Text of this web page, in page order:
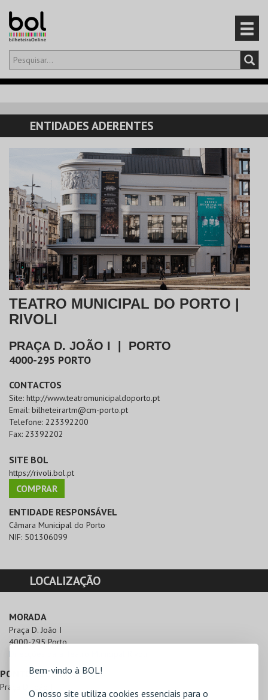
Bem-vindo à BOL!
O nosso site utiliza cookies essenciais para o
Olá,iniciar sessão
CARRINHO
EVENTOS
CARTÕES
PRODUTOS
ENTIDADES ADERENTES
TEATRO MUNICIPAL DO PORTO |
RIVOLI
PRAÇA D. JOÃO I PORTO
4000-295 PORTO
CONTACTOS
Site: http://www.teatromunicipaldoporto.pt
Email: bilheteirartm@cm-porto.pt
Telefone: 223392200
Fax: 23392202
SITE BOL
https://rivoli.bol.pt
COMPRAR
ENTIDADE RESPONSÁVEL
Câmara Municipal do Porto
NIF: 501306099
LOCALIZAÇÃO
MORADA
Praça D. João I
4000-295 Porto
Direcções para Teatro Municipal Rivoli
PONTOS DE REFERÊNCIA
Praça D. João I